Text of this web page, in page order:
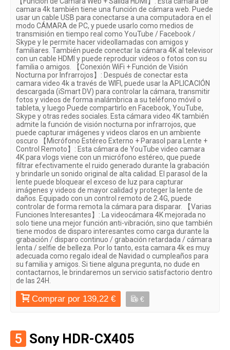
camara 4k también tiene una función de cámara web. Puede
usar un cable USB para conectarse a una computadora en el
modo CÁMARA de PC, y puede usarlo como medios de
transmisión en tiempo real como YouTube / Facebook /
Skype y le permite hacer videollamadas con amigos y
familiares. También puede conectar la cámara 4K al televisor
con un cable HDMI y puede reproducir videos o fotos con su
familia o amigos. 【Conexión WiFi + Función de Visión
Nocturna por Infrarrojos】: Después de conectar esta
camara video 4k a través de WIFI, puede usar la APLICACIÓN
descargada (iSmart DV) para controlar la cámara, transmitir
fotos y videos de forma inalámbrica a su teléfono móvil o
tableta, y luego Puede compartirlo en Facebook, YouTube,
Skype y otras redes sociales. Esta cámara video 4K también
admite la función de visión nocturna por infrarrojos, que
puede capturar imágenes y videos claros en un ambiente
oscuro 【Micrófono Estéreo Externo + Parasol para Lente +
Control Remoto】: Esta cámara de YouTube video camara
4K para vlogs viene con un micrófono estéreo, que puede
filtrar efectivamente el ruido generado durante la grabación
y brindarle un sonido original de alta calidad. El parasol de la
lente puede bloquear el exceso de luz para capturar
imágenes y videos de mayor calidad y proteger la lente de
daños. Equipado con un control remoto de 2.4G, puede
controlar de forma remota la cámara para disparar. 【Varias
Funciones Interesantes】: La videocámara 4K mejorada no
solo tiene una mejor función anti-vibración, sino que también
tiene modos de disparo interesantes como carga durante la
grabación / disparo continuo / grabación retardada / cámara
lenta / selfie de belleza. Por lo tanto, esta camara 4k es muy
adecuada como regalo ideal de Navidad o cumpleaños para
su familia y amigos. Si tiene alguna pregunta, no dude en
contactarnos, le brindaremos un servicio satisfactorio dentro
de las 24H.
Comprar por 139,22 € €
5 Sony HDR-CX405